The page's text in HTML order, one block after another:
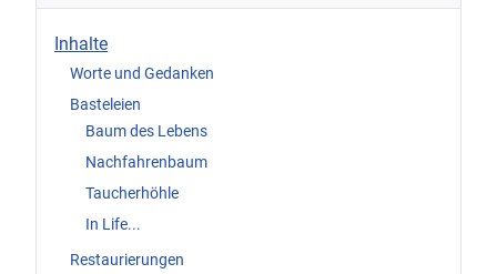
Inhalte
Worte und Gedanken
Basteleien
Baum des Lebens
Nachfahrenbaum
Taucherhöhle
In Life...
Restaurierungen